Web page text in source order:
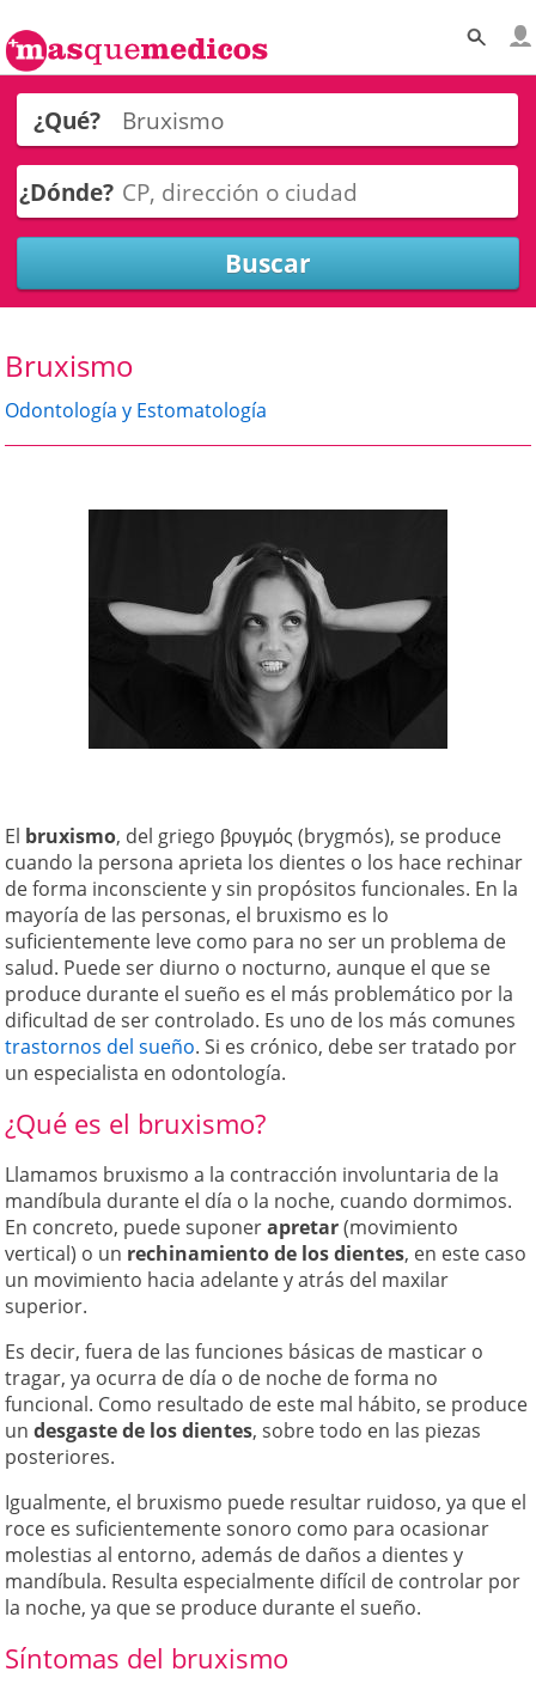
¿Qué?
¿Dónde?
Bruxismo
Odontología y Estomatología
El bruxismo, del griego βρυγμός (brygmós), se produce
cuando la persona aprieta los dientes o los hace rechinar
de forma inconsciente y sin propósitos funcionales. En la
mayoría de las personas, el bruxismo es lo
suficientemente leve como para no ser un problema de
salud. Puede ser diurno o nocturno, aunque el que se
produce durante el sueño es el más problemático por la
dificultad de ser controlado. Es uno de los más comunes
trastornos del sueño. Si es crónico, debe ser tratado por
un especialista en odontología.
¿Qué es el bruxismo?
Llamamos bruxismo a la contracción involuntaria de la
mandíbula durante el día o la noche, cuando dormimos.
En concreto, puede suponerapretar(movimiento
vertical) o un rechinamiento de los dientes, en este caso
un movimiento hacia adelante y atrás del maxilar
superior.
Es decir, fuera de las funciones básicas de masticar o
tragar, ya ocurra de día o de noche de forma no
funcional. Como resultado de este mal hábito, se produce
undesgaste de los dientes, sobre todo en las piezas
posteriores.
Igualmente, el bruxismo puede resultar ruidoso, ya que el
roce es suficientemente sonoro como para ocasionar
molestias al entorno, además de daños a dientes y
mandíbula. Resulta especialmente difícil de controlar por
la noche, ya que se produce durante el sueño.
Síntomas del bruxismo